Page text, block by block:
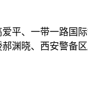
平、一带一路
渊晓、西安警备